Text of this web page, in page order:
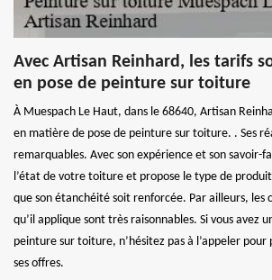
Avec Artisan Reinhard, les tarifs
en pose de peinture sur toiture
À Muespach Le Haut, dans le 68640, Artisan
en matière de pose de peinture sur toiture. . Ses
remarquables. Avec son expérience et son savoir-
l’état de votre toiture et propose le type de
que son étanchéité soit renforcée. Par ailleurs, les
qu’il applique sont très raisonnables. Si vous avez
peinture sur toiture, n’hésitez pas à l’appeler pour
ses offres.